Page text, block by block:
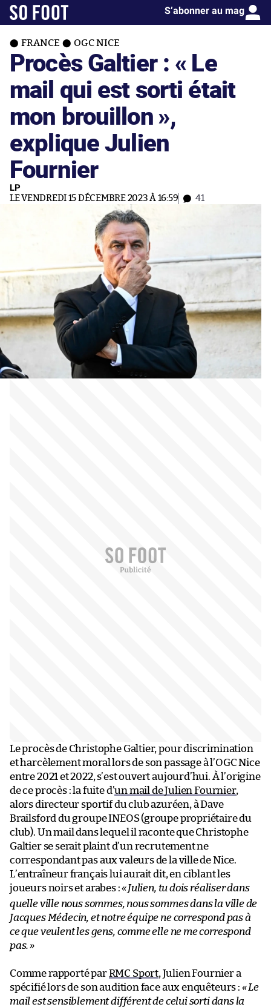
S’abonner au mag
FRANCE OGC NICE
Procès Galtier : « Le
mail qui est sorti était
mon brouillon »,
explique Julien
Fournier
LP
LE VENDREDI 15 DÉCEMBRE 2023 À 16:59 41
Le procès de Christophe Galtier, pour discrimination
et harcèlement moral lors de son passage à l’OGC Nice
entre 2021 et 2022, s’est ouvert aujourd’hui. À l’origine
de ce procès : la fuite d’un mail de Julien Fournier,
alors directeur sportif du club azuréen, à Dave
Brailsford du groupe INEOS (groupe propriétaire du
club). Un mail dans lequel il raconte que Christophe
Galtier se serait plaint d’un recrutement ne
correspondant pas aux valeurs de la ville de Nice.
L’entraîneur français lui aurait dit, en ciblant les
joueurs noirs et arabes :«Julien, tu dois réaliser dans
quelle ville nous sommes, nous sommes dans la ville de
Jacques Médecin, et notre équipe ne correspond pas à
ce que veulent les gens, comme elle ne me correspond
pas.»
Comme rapporté parRMC Sport, Julien Fournier a
spécifié lors de son audition face aux enquêteurs : « Le
mail est sensiblement différent de celui sorti dans la